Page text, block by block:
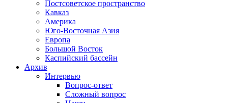
Постсоветское пространство
Кавказ
Америка
Юго-Восточная Азия
Европа
Большой Восток
Каспийский бассейн
Архив
Интервью
Вопрос-ответ
Сложный вопрос